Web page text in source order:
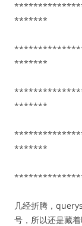
*******
*******
*******
*******
几经折腾，
号，所以还是藏